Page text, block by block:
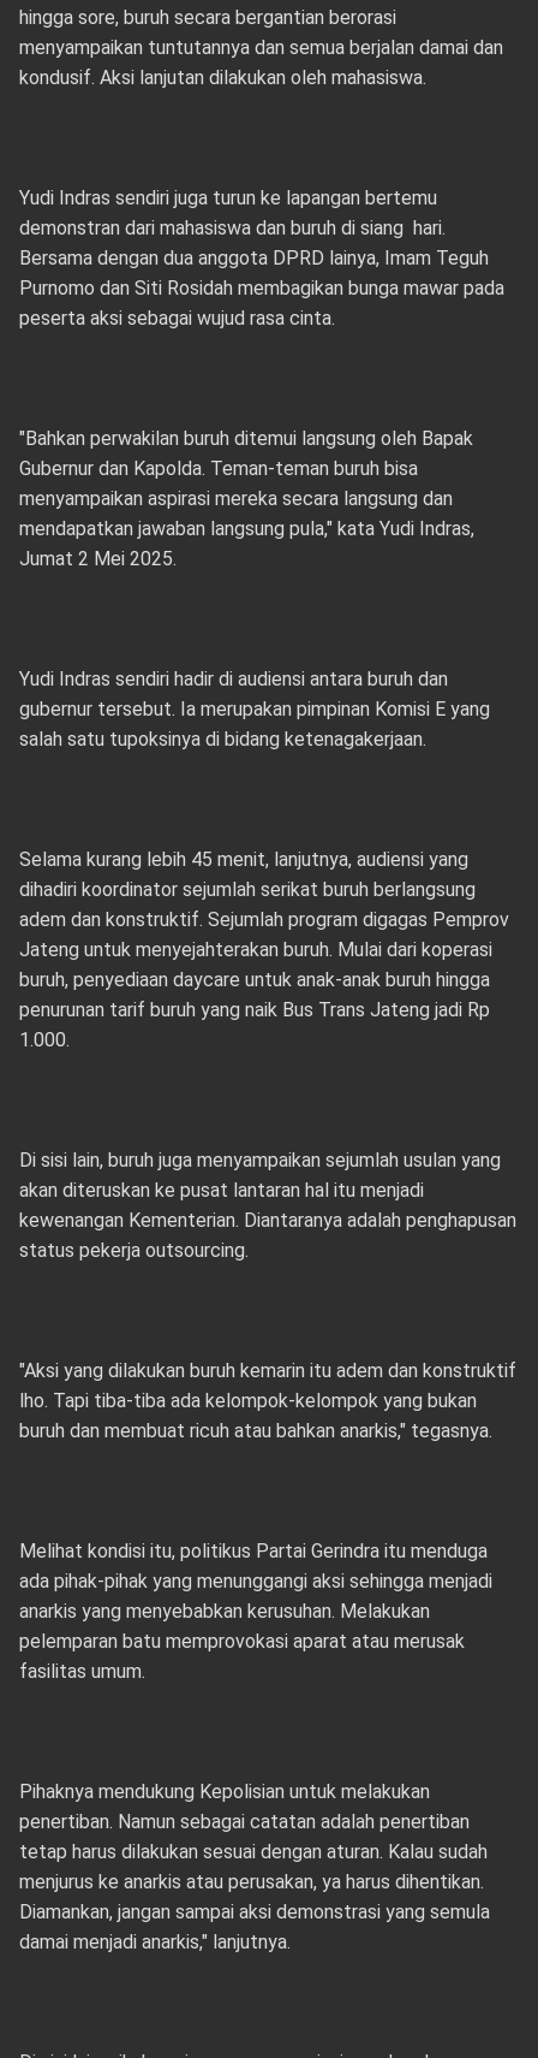
hingga sore, buruh secara bergantian berorasi
menyampaikan tuntutannya dan semua berjalan damai dan
kondusif. Aksi lanjutan dilakukan oleh mahasiswa.
Yudi Indras sendiri juga turun ke lapangan bertemu
demonstran dari mahasiswa dan buruh di siang hari.
Bersama dengan dua anggota DPRD lainya, Imam Teguh
Purnomo dan Siti Rosidah membagikan bunga mawar pada
peserta aksi sebagai wujud rasa cinta.
"Bahkan perwakilan buruh ditemui langsung oleh Bapak
Gubernur dan Kapolda. Teman-teman buruh bisa
menyampaikan aspirasi mereka secara langsung dan
mendapatkan jawaban langsung pula," kata Yudi Indras,
Jumat 2 Mei 2025.
Yudi Indras sendiri hadir di audiensi antara buruh dan
gubernur tersebut. Ia merupakan pimpinan Komisi E yang
salah satu tupoksinya di bidang ketenagakerjaan.
Selama kurang lebih 45 menit, lanjutnya, audiensi yang
dihadiri koordinator sejumlah serikat buruh berlangsung
adem dan konstruktif. Sejumlah program digagas Pemprov
Jateng untuk menyejahterakan buruh. Mulai dari koperasi
buruh, penyediaan daycare untuk anak-anak buruh hingga
penurunan tarif buruh yang naik Bus Trans Jateng jadi Rp
1.000.
Di sisi lain, buruh juga menyampaikan sejumlah usulan yang
akan diteruskan ke pusat lantaran hal itu menjadi
kewenangan Kementerian. Diantaranya adalah penghapusan
status pekerja outsourcing.
"Aksi yang dilakukan buruh kemarin itu adem dan konstruktif
lho. Tapi tiba-tiba ada kelompok-kelompok yang bukan
buruh dan membuat ricuh atau bahkan anarkis," tegasnya.
Melihat kondisi itu, politikus Partai Gerindra itu menduga
ada pihak-pihak yang menunggangi aksi sehingga menjadi
anarkis yang menyebabkan kerusuhan. Melakukan
pelemparan batu memprovokasi aparat atau merusak
fasilitas umum.
Pihaknya mendukung Kepolisian untuk melakukan
penertiban. Namun sebagai catatan adalah penertiban
tetap harus dilakukan sesuai dengan aturan. Kalau sudah
menjurus ke anarkis atau perusakan, ya harus dihentikan.
Diamankan, jangan sampai aksi demonstrasi yang semula
damai menjadi anarkis," lanjutnya.